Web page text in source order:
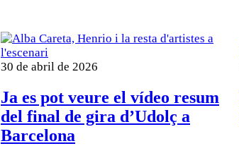
30 de abril de 2026
Ja es pot veure el vídeo resum
del final de gira d’Udolç a
Barcelona